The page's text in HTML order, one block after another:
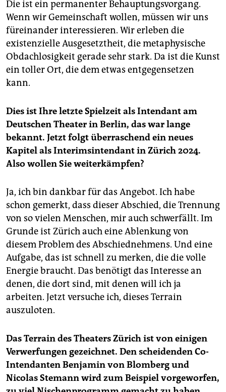
Die ist ein permanenter Behauptungsvorgang.
Wenn wir Gemeinschaft wollen, müssen wir uns
füreinander interessieren. Wir erleben die
existenzielle Ausgesetztheit, die metaphysische
Obdachlosigkeit gerade sehr stark. Da ist die Kunst
ein toller Ort, die dem etwas entgegensetzen
kann.
Dies ist Ihre letzte Spielzeit als Intendant am
Deutschen Theater in Berlin, das war lange
bekannt. Jetzt folgt überraschend ein neues
Kapitel als Interimsintendant in Zürich 2024.
Also wollen Sie weiterkämpfen?
Ja, ich bin dankbar für das Angebot. Ich habe
schon gemerkt, dass dieser Abschied, die Trennung
von so vielen Menschen, mir auch schwerfällt. Im
Grunde ist Zürich auch eine Ablenkung von
diesem Problem des Abschiednehmens. Und eine
Aufgabe, das ist schnell zu merken, die die volle
Energie braucht. Das benötigt das Interesse an
denen, die dort sind, mit denen will ich ja
arbeiten. Jetzt versuche ich, dieses Terrain
auszuloten.
Das Terrain des Theaters Zürich ist von einigen
Verwerfungen gezeichnet. Den scheidenden Co-
Intendanten Benjamin von Blomberg und
Nicolas Stemann wird zum Beispiel vorgeworfen,